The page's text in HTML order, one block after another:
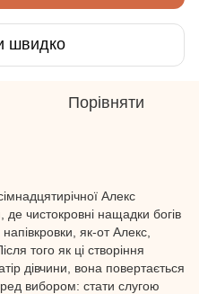
швидко
Порівняти
Алекс
чистокровні нащадки богів
як-от Алекс,
того як ці створіння
дівчини, вона повертається
вибором: стати слугою